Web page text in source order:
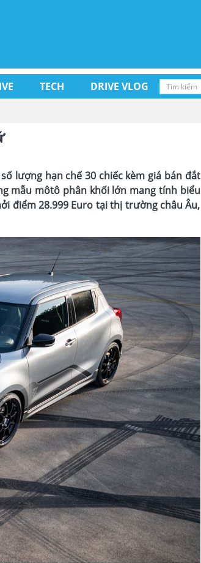
TECH
DRIVE VLOG
lượng hạn chế 30 chiếc kèm giá bán đắt
mẫu môtô phân khối lớn mang tính biểu
điểm 28.999 Euro tại thị trường châu Âu,